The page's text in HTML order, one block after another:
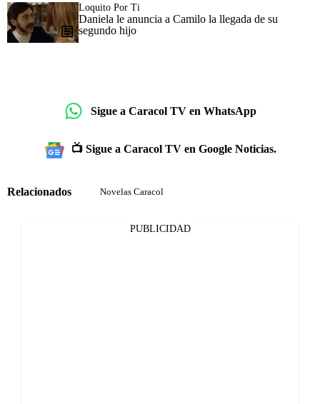
Loquito Por Ti
Daniela le anuncia a Camilo la llegada de su
segundo hijo
Sigue a Caracol TV en WhatsApp
📺 Sigue a Caracol TV en Google Noticias.
Relacionados Novelas Caracol
PUBLICIDAD